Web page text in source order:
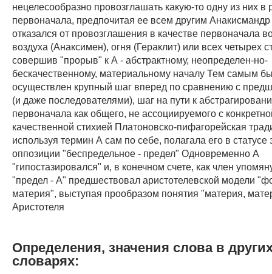
нецелесообразно провозглашать какую-то одну из них в
первоначала, предпочитая ее всем другим
отказался от провозглашения в качестве первоначала
воздуха (Анаксимен), огня (Гераклит) или всех четырех
совершив "прорыв" к А - абстрактному, неопределен-но-
бескачественному, материальному началу Тем самым
осуществлен крупный шаг вперед по сравнению с
(и даже последователями), шаг на пути к
первоначала как общего, не ассоциируемого с
качественной стихией Платоновско-пифагорейская
используя термин А сам по себе, полагала его в статусе
оппозиции "беспредельное - предел" Одновременно А
"гипостазировался" и, в конечном счете, как член
"предел - А" предшествовал аристотелевской модели
материя", выступая прообразом понятия "материя,
Аристотеля
Определения, значения слова в
словарях: